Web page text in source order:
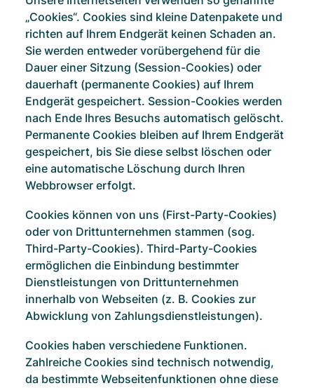
„Cookies“. Cookies sind kleine Datenpakete und
richten auf Ihrem Endgerät keinen Schaden an.
Sie werden entweder vorübergehend für die
Dauer einer Sitzung (Session-Cookies) oder
dauerhaft (permanente Cookies) auf Ihrem
Endgerät gespeichert. Session-Cookies werden
nach Ende Ihres Besuchs automatisch gelöscht.
Permanente Cookies bleiben auf Ihrem Endgerät
gespeichert, bis Sie diese selbst löschen oder
eine automatische Löschung durch Ihren
Webbrowser erfolgt.
Cookies können von uns (First-Party-Cookies)
oder von Drittunternehmen stammen (sog.
Third-Party-Cookies). Third-Party-Cookies
ermöglichen die Einbindung bestimmter
Dienstleistungen von Drittunternehmen
innerhalb von Webseiten (z. B. Cookies zur
Abwicklung von Zahlungsdienstleistungen).
Cookies haben verschiedene Funktionen.
Zahlreiche Cookies sind technisch notwendig,
da bestimmte Webseitenfunktionen ohne diese